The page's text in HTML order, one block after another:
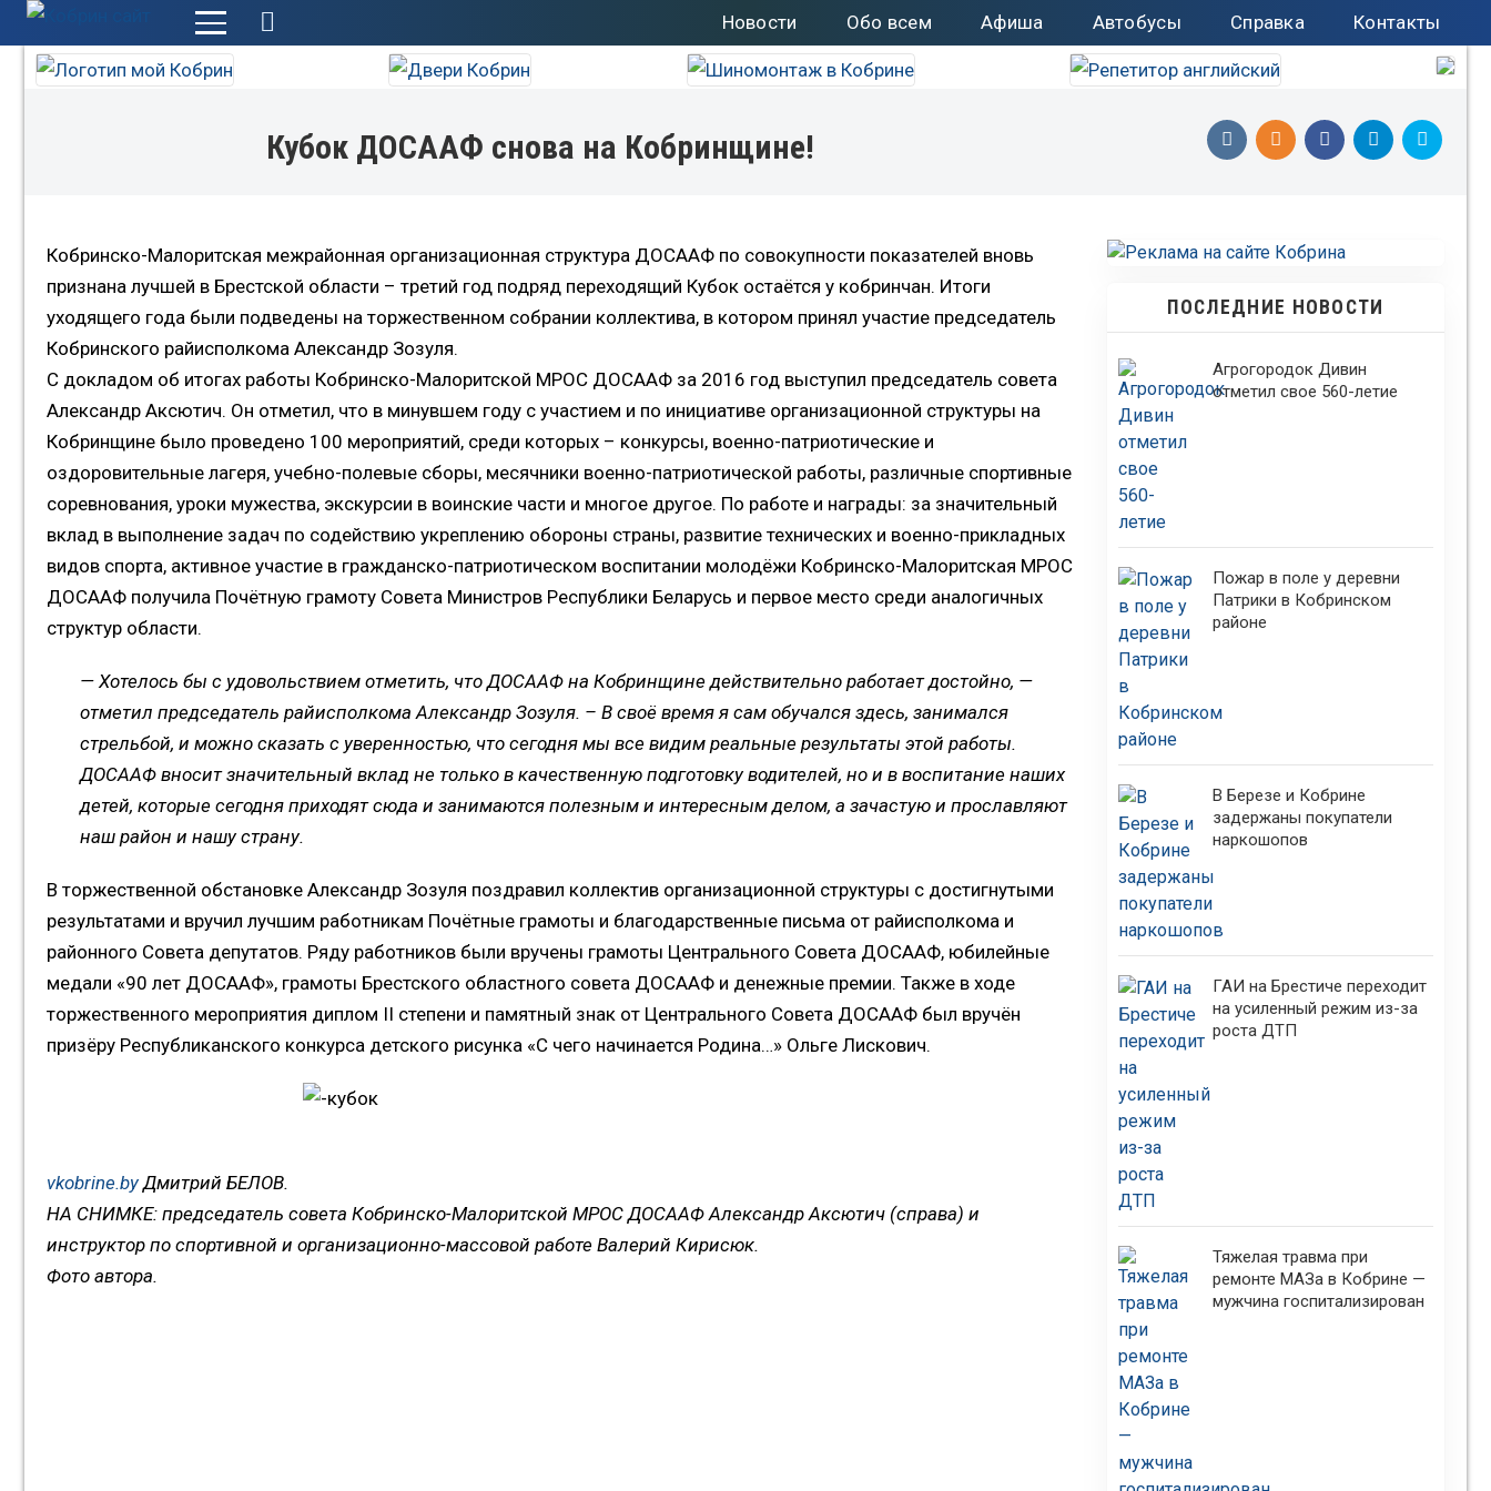
Новости Обо всем Афиша Автобусы Справка Контакты
Кубок ДОСААФ снова на Кобринщине!
Кобринско-Малоритская межрайонная организационная структура ДОСААФ по совокупности показателей вновь
признана лучшей в Брестской области – третий год подряд переходящий Кубок остаётся у кобринчан. Итоги
уходящего года были подведены на торжественном собрании коллектива, в котором принял участие председатель
Кобринского райисполкома Александр Зозуля.
С докладом об итогах работы Кобринско-Малоритской МРОС ДОСААФ за 2016 год выступил председатель совета
Александр Аксютич. Он отметил, что в минувшем году с участием и по инициативе организационной структуры на
Кобринщине было проведено 100 мероприятий, среди которых – конкурсы, военно-патриотические и
оздоровительные лагеря, учебно-полевые сборы, месячники военно-патриотической работы, различные спортивные
соревнования, уроки мужества, экскурсии в воинские части и многое другое. По работе и награды: за значительный
вклад в выполнение задач по содействию укреплению обороны страны, развитие технических и военно-прикладных
видов спорта, активное участие в гражданско-патриотическом воспитании молодёжи Кобринско-Малоритская МРОС
ДОСААФ получила Почётную грамоту Совета Министров Республики Беларусь и первое место среди аналогичных
структур области.
— Хотелось бы с удовольствием отметить, что ДОСААФ на Кобринщине действительно работает достойно, —
отметил председатель райисполкома Александр Зозуля. – В своё время я сам обучался здесь, занимался
стрельбой, и можно сказать с уверенностью, что сегодня мы все видим реальные результаты этой работы.
ДОСААФ вносит значительный вклад не только в качественную подготовку водителей, но и в воспитание наших
детей, которые сегодня приходят сюда и занимаются полезным и интересным делом, а зачастую и прославляют
наш район и нашу страну.
В торжественной обстановке Александр Зозуля поздравил коллектив организационной структуры с достигнутыми
результатами и вручил лучшим работникам Почётные грамоты и благодарственные письма от райисполкома и
районного Совета депутатов. Ряду работников были вручены грамоты Центрального Совета ДОСААФ, юбилейные
медали «90 лет ДОСААФ», грамоты Брестского областного совета ДОСААФ и денежные премии. Также в ходе
торжественного мероприятия диплом II степени и памятный знак от Центрального Совета ДОСААФ был вручён
призёру Республиканского конкурса детского рисунка «С чего начинается Родина…» Ольге Лискович.
vkobrine.byДмитрий БЕЛОВ.
НА СНИМКЕ: председатель совета Кобринско-Малоритской МРОС ДОСААФ Александр Аксютич (справа) и
инструктор по спортивной и организационно-массовой работе Валерий Кирисюк.
Фото автора.
ПОСЛЕДНИЕ НОВОСТИ
Агрогородок Дивин
отметил свое 560-летие
Пожар в поле у деревни
Патрики в Кобринском
районе
В Березе и Кобрине
задержаны покупатели
наркошопов
ГАИ на Брестиче переходит
на усиленный режим из-за
роста ДТП
Тяжелая травма при
ремонте МАЗа в Кобрине —
мужчина госпитализирован